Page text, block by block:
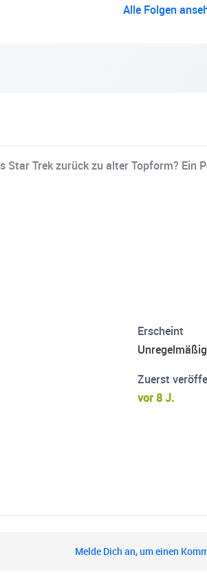
Alle Folgen
Star Trek zurück zu alter Topform?
Erscheint
Unregelmäßig
Zuerst
vor 8 J.
Melde Dich an, um einen